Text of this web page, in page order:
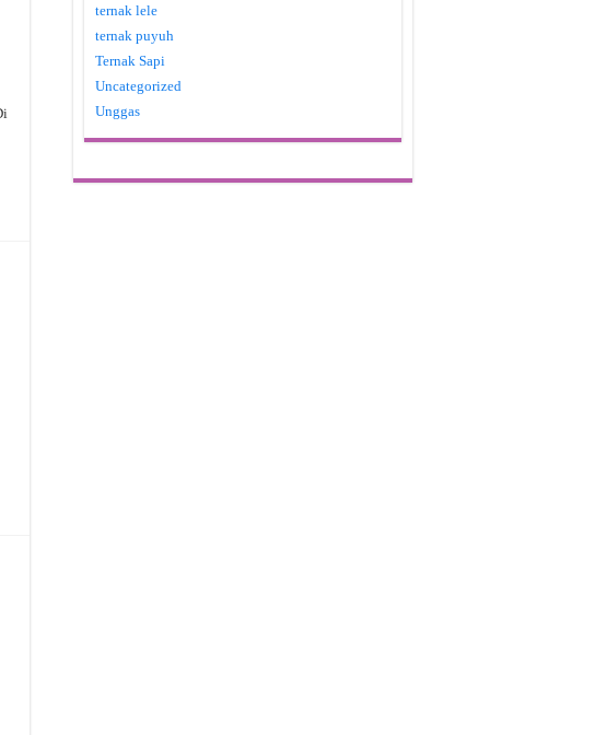
ternak lele
ternak puyuh
Ternak Sapi
Uncategorized
Unggas